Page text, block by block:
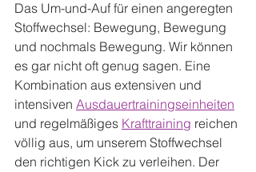
Das Um-und-Auf für einen angeregten
Stoffwechsel: Bewegung, Bewegung
und nochmals Bewegung. Wir können
es gar nicht oft genug sagen. Eine
Kombination aus extensiven und
intensiven Ausdauertrainingseinheiten
und regelmäßiges Krafttraining reichen
völlig aus, um unserem Stoffwechsel
den richtigen Kick zu verleihen. Der